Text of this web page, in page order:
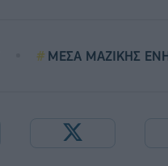
ΜΕΣΑ ΜΑΖΙΚΗΣ